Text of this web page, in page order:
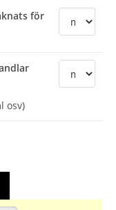
för
osv)